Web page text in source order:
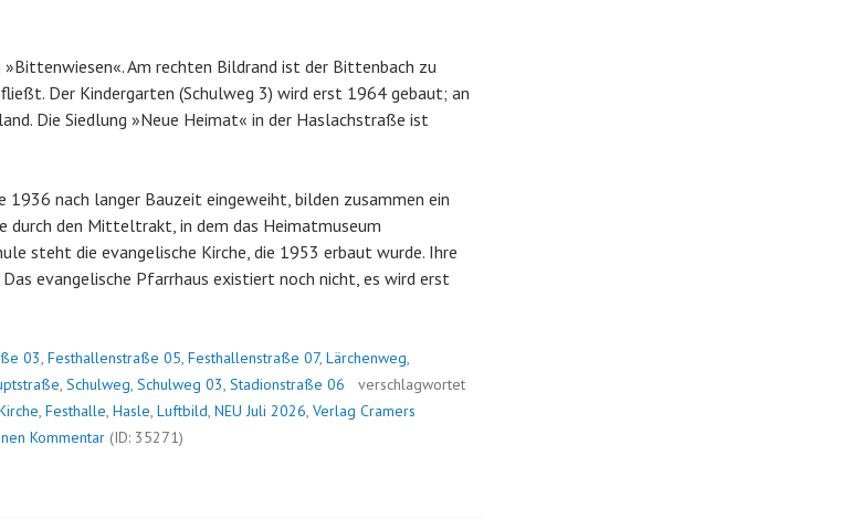
»Bittenwiesen«. Am rechten Bildrand ist der Bittenbach zu
Der Kindergarten (Schulweg 3) wird erst 1964 gebaut; an
Die Siedlung »Neue Heimat« in der Haslachstraße ist
1936 nach langer Bauzeit eingeweiht, bilden zusammen ein
durch den Mitteltrakt, in dem das Heimatmuseum
steht die evangelische Kirche, die 1953 erbaut wurde. Ihre
evangelische Pfarrhaus existiert noch nicht, es wird erst
03, Festhallenstraße 05, Festhallenstraße 07, Lärchenweg,
, Schulweg, Schulweg 03, Stadionstraße 06
verschlagwortet
, Festhalle, Hasle, Luftbild, NEU Juli 2026, Verlag Cramers
Kommentar (ID: 35271)